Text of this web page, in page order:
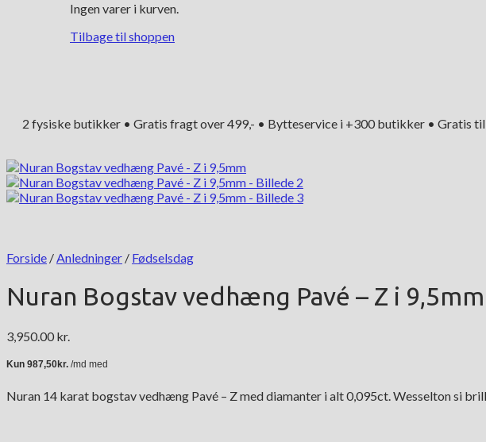
Ingen varer i kurven.
Tilbage til shoppen
2 fysiske butikker • Gratis fragt over 499,- • Bytteservice i +300 butikker • Gratis
Forside /Anledninger / Fødselsdag
Nuran Bogstav vedhæng Pavé – Z i 9,5mm
3,950.00 kr.
Nuran 14 karat bogstav vedhæng Pavé – Z med diamanter i alt 0,095ct. Wesselton si